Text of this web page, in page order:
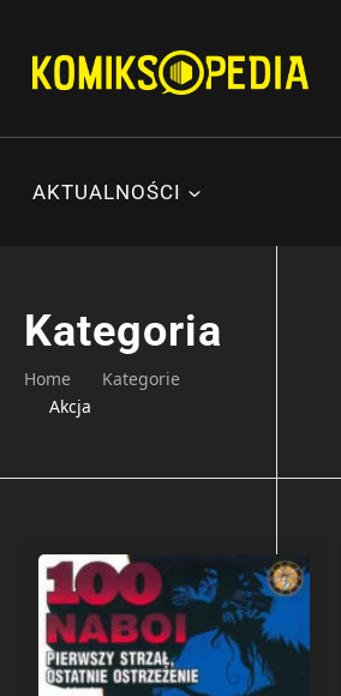
treści
AKTUALNOŚCI
Kategoria
Home
Kategorie
Akcja